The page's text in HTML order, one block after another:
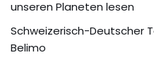
unseren Planeten lesen
Schweizerisch-Deutscher
Belimo